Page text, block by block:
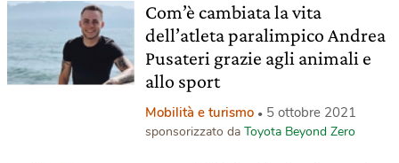
Com’è cambiata la vita
dell’atleta paralimpico Andrea
Pusateri grazie agli animali e
allo sport
Mobilità e turismo 5 ottobre 2021
sponsorizzato da Toyota Beyond Zero